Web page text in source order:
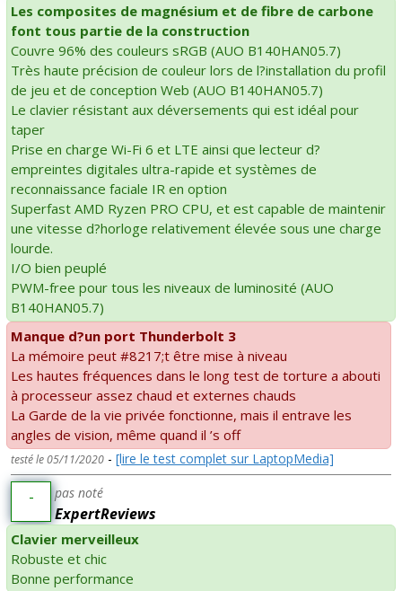
Les composites de magnésium et de fibre de carbone
font tous partie de la construction
Couvre 96% des couleurs sRGB (AUO B140HAN05.7)
Très haute précision de couleur lors de l?installation du profil
de jeu et de conception Web (AUO B140HAN05.7)
Le clavier résistant aux déversements qui est idéal pour
taper
Prise en charge Wi-Fi 6 et LTE ainsi que lecteur d?
empreintes digitales ultra-rapide et systèmes de
reconnaissance faciale IR en option
Superfast AMD Ryzen PRO CPU, et est capable de maintenir
une vitesse d?horloge relativement élevée sous une charge
lourde.
I/O bien peuplé
PWM-free pour tous les niveaux de luminosité (AUO
B140HAN05.7)
Manque d?un port Thunderbolt 3
La mémoire peut #8217;t être mise à niveau
Les hautes fréquences dans le long test de torture a abouti
à processeur assez chaud et externes chauds
La Garde de la vie privée fonctionne, mais il entrave les
angles de vision, même quand il ’s off
testé le 05/11/2020 - [lire le test complet sur LaptopMedia]
- pas noté
ExpertReviews
Clavier merveilleux
Robuste et chic
Bonne performance